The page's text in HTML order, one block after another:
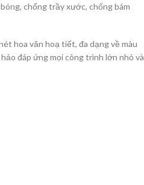
chống trầy xước, chống bám
hoa văn hoạ tiết, đa dạng về màu
đáp ứng mọi công trình lớn nhỏ và